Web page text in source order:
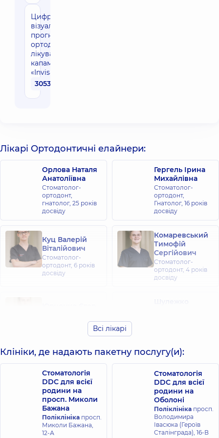
Цифрова
візуалізація
прогнозу
ортодонтичного
лікування
капами
«Invisalign»
30530 грн
Лікарі Ортодонтичні елайнери:
Орлова Наталя
Анатоліївна
Стоматолог-
ортодонт,
гнатолог, 25 років
досвіду
Гергель Ірина
Михайлівна
Стоматолог-
ортодонт,
Гнатолог, 16 років
досвіду
Куц Валерій
Віталійович
Стоматолог-
ортодонт, 6 років
досвіду
Комаревський
Тимофій
Сергійович
Стоматолог-
ортодонт, 4 років
досвіду
3 роківВсі лікарі
Клініки, де надають пакетну послугу(и):
Стоматологія
DDC для всієї
родини на
просп. Миколи
Бажана
Поліклініка просп.
Миколи Бажана,
12-А
Стоматологія
DDC для всієї
родини на
Оболоні
Поліклініка просп.
Володимира
Івасюка (Героїв
Сталінграда), 16-В